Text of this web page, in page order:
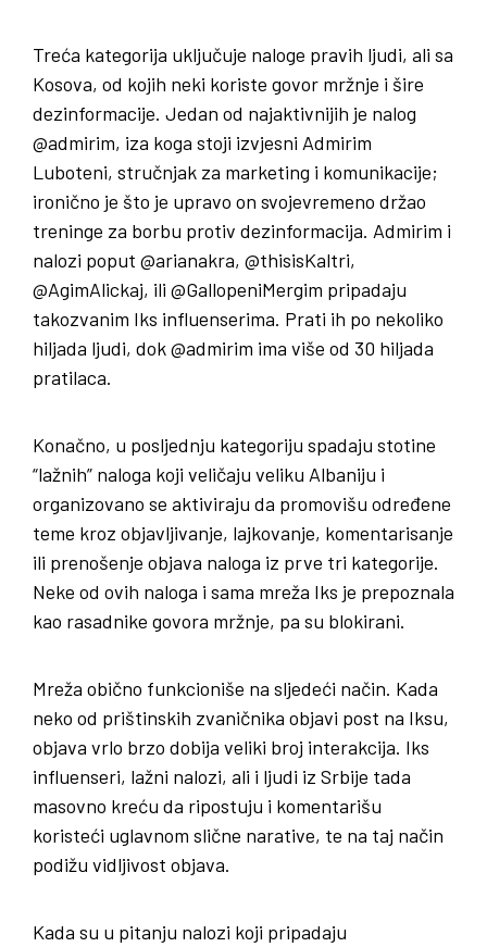
Treća kategorija uključuje naloge pravih ljudi, ali sa
Kosova, od kojih neki koriste govor mržnje i šire
dezinformacije. Jedan od najaktivnijih je nalog
@admirim, iza koga stoji izvjesni Admirim
Luboteni, stručnjak za marketing i komunikacije;
ironično je što je upravo on svojevremeno držao
treninge za borbu protiv dezinformacija. Admirim i
nalozi poput @arianakra, @thisisKaltri,
@AgimAlickaj, ili @GallopeniMergim pripadaju
takozvanim Iks influenserima. Prati ih po nekoliko
hiljada ljudi, dok @admirim ima više od 30 hiljada
pratilaca.
Konačno, u posljednju kategoriju spadaju stotine
“lažnih” naloga koji veličaju veliku Albaniju i
organizovano se aktiviraju da promovišu određene
teme kroz objavljivanje, lajkovanje, komentarisanje
ili prenošenje objava naloga iz prve tri kategorije.
Neke od ovih naloga i sama mreža Iks je prepoznala
kao rasadnike govora mržnje, pa su blokirani.
Mreža obično funkcioniše na sljedeći način. Kada
neko od prištinskih zvaničnika objavi post na Iksu,
objava vrlo brzo dobija veliki broj interakcija. Iks
influenseri, lažni nalozi, ali i ljudi iz Srbije tada
masovno kreću da ripostuju i komentarišu
koristeći uglavnom slične narative, te na taj način
podižu vidljivost objava.
Kada su u pitanju nalozi koji pripadaju